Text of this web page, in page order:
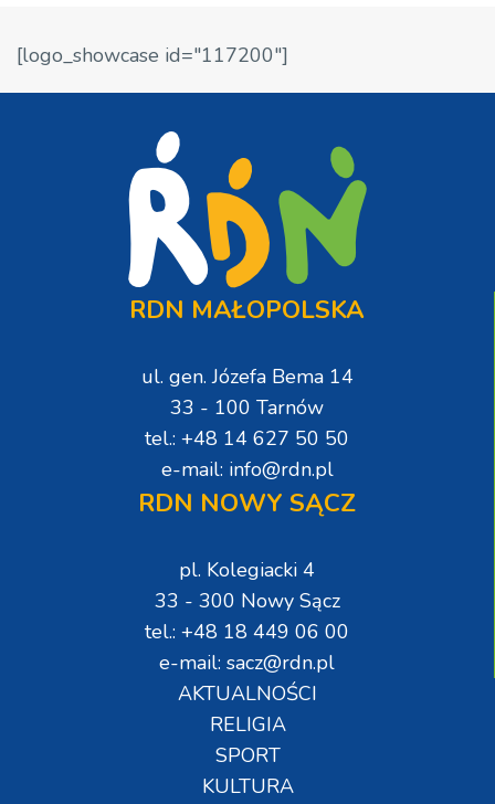
[logo_showcase id="117200"]
RDN MAŁOPOLSKA
ul. gen. Józefa Bema 14
33 - 100 Tarnów
tel.: +48 14 627 50 50
e-mail: info@rdn.pl
RDN NOWY SĄCZ
pl. Kolegiacki 4
33 - 300 Nowy Sącz
tel.: +48 18 449 06 00
e-mail: sacz@rdn.pl
AKTUALNOŚCI
RELIGIA
SPORT
KULTURA